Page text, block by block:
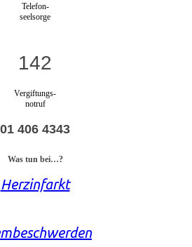
Telefon-
seelsorge
142
Vergiftungs-
notruf
01 406 4343
Was tun bei…?
Herzinfarkt